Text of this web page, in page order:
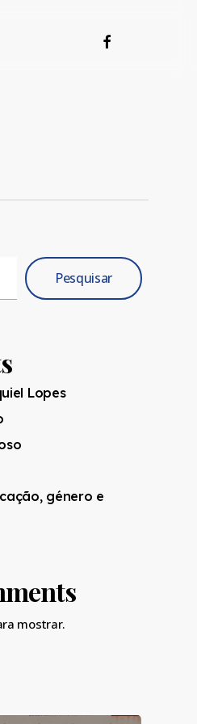
FACEBOOK
Pesquisar
Lopes
género e
mostrar.